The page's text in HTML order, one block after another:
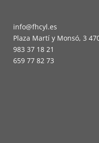
info@fhcyl.es
Plaza Martí y Monsó, 3
983 37 18 21
659 77 82 73